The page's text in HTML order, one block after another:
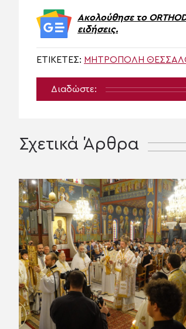
Ακολούθησε το
ειδήσεις.
ΕΤΙΚΈΤΕΣ: ΜΗΤΡΟΠΟΛΗ
Διαδώστε:
Σχετικά Άρθρα